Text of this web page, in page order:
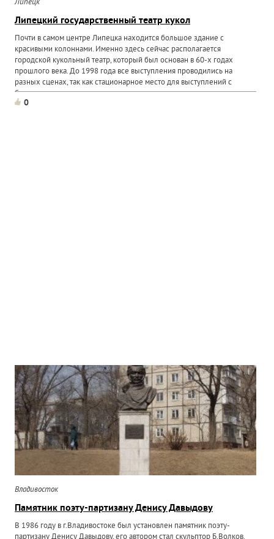
Липецк
Липецкий государственный театр кукол
Почти в самом центре Липецка находится большое здание с
красивыми колоннами. Именно здесь сейчас располагается
городской кукольный театр, который был основан в 60-х годах
прошлого века. До 1998 года все выступления проводились на
разных сценах, так как стационарное место для выступлений с
большим...
0
Владивосток
Памятник поэту-партизану Денису Давыдову
В 1986 году в г.Владивостоке был установлен памятник поэту-